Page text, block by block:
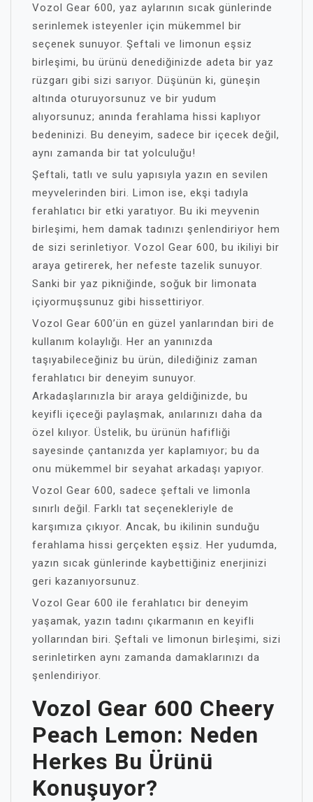
Vozol Gear 600, yaz aylarının sıcak günlerinde
serinlemek isteyenler için mükemmel bir
seçenek sunuyor. Şeftali ve limonun eşsiz
birleşimi, bu ürünü denediğinizde adeta bir yaz
rüzgarı gibi sizi sarıyor. Düşünün ki, güneşin
altında oturuyorsunuz ve bir yudum
alıyorsunuz; anında ferahlama hissi kaplıyor
bedeninizi. Bu deneyim, sadece bir içecek değil,
aynı zamanda bir tat yolculuğu!
Şeftali, tatlı ve sulu yapısıyla yazın en sevilen
meyvelerinden biri. Limon ise, ekşi tadıyla
ferahlatıcı bir etki yaratıyor. Bu iki meyvenin
birleşimi, hem damak tadınızı şenlendiriyor hem
de sizi serinletiyor. Vozol Gear 600, bu ikiliyi bir
araya getirerek, her nefeste tazelik sunuyor.
Sanki bir yaz pikniğinde, soğuk bir limonata
içiyormuşsunuz gibi hissettiriyor.
Vozol Gear 600’ün en güzel yanlarından biri de
kullanım kolaylığı. Her an yanınızda
taşıyabileceğiniz bu ürün, dilediğiniz zaman
ferahlatıcı bir deneyim sunuyor.
Arkadaşlarınızla bir araya geldiğinizde, bu
keyifli içeceği paylaşmak, anılarınızı daha da
özel kılıyor. Üstelik, bu ürünün hafifliği
sayesinde çantanızda yer kaplamıyor; bu da
onu mükemmel bir seyahat arkadaşı yapıyor.
Vozol Gear 600, sadece şeftali ve limonla
sınırlı değil. Farklı tat seçenekleriyle de
karşımıza çıkıyor. Ancak, bu ikilinin sunduğu
ferahlama hissi gerçekten eşsiz. Her yudumda,
yazın sıcak günlerinde kaybettiğiniz enerjinizi
geri kazanıyorsunuz.
Vozol Gear 600 ile ferahlatıcı bir deneyim
yaşamak, yazın tadını çıkarmanın en keyifli
yollarından biri. Şeftali ve limonun birleşimi, sizi
serinletirken aynı zamanda damaklarınızı da
şenlendiriyor.
Vozol Gear 600 Cheery
Peach Lemon: Neden
Herkes Bu Ürünü
Konuşuyor?